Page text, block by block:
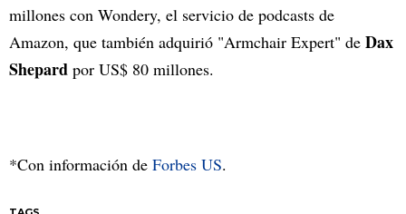
millones con Wondery, el servicio de podcasts de
Amazon, que también adquirió "Armchair Expert" de Dax
Shepard por US$ 80 millones.
*Con información de Forbes US.